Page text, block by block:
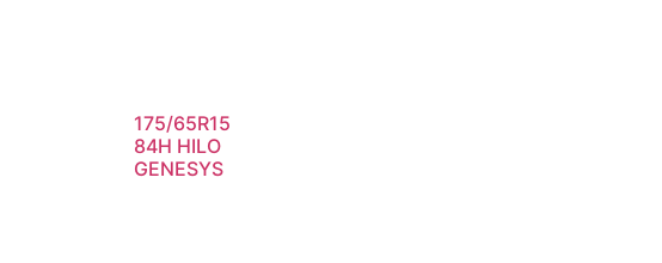
175/65R15
84H HILO
GENESYS